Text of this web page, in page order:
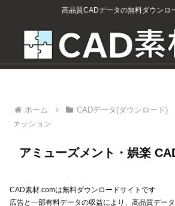
高品質CADデータの無料ダウンロ
ホーム CADデータ(ダウンロード)
ァッション
アミューズメント・娯楽
CAD素材.comは無料ダウンロードサイトです
広告と一部有料データの収益により、高品質デー